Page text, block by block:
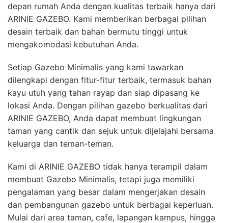
depan rumah Anda dengan kualitas terbaik hanya dari
ARINIE GAZEBO. Kami memberikan berbagai pilihan
desain terbaik dan bahan bermutu tinggi untuk
mengakomodasi kebutuhan Anda.
Setiap Gazebo Minimalis yang kami tawarkan
dilengkapi dengan fitur-fitur terbaik, termasuk bahan
kayu utuh yang tahan rayap dan siap dipasang ke
lokasi Anda. Dengan pilihan gazebo berkualitas dari
ARINIE GAZEBO, Anda dapat membuat lingkungan
taman yang cantik dan sejuk untuk dijelajahi bersama
keluarga dan teman-teman.
Kami di ARINIE GAZEBO tidak hanya terampil dalam
membuat Gazebo Minimalis, tetapi juga memiliki
pengalaman yang besar dalam mengerjakan desain
dan pembangunan gazebo untuk berbagai keperluan.
Mulai dari area taman, cafe, lapangan kampus, hingga